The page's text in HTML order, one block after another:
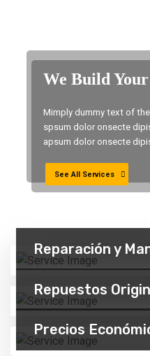
Mimply dummy text of
spsum dolor onsecte
apsum dolor onsecte
Mimply dummy text of
spsum dolor onsecte
apsum dolor onsecte
Reparación y
Repuestos
Precios